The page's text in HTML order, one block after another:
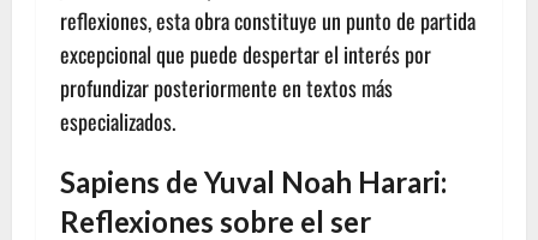
reflexiones, esta obra constituye un punto de partida
excepcional que puede despertar el interés por
profundizar posteriormente en textos más
especializados.
Sapiens de Yuval Noah Harari:
Reflexiones sobre el ser